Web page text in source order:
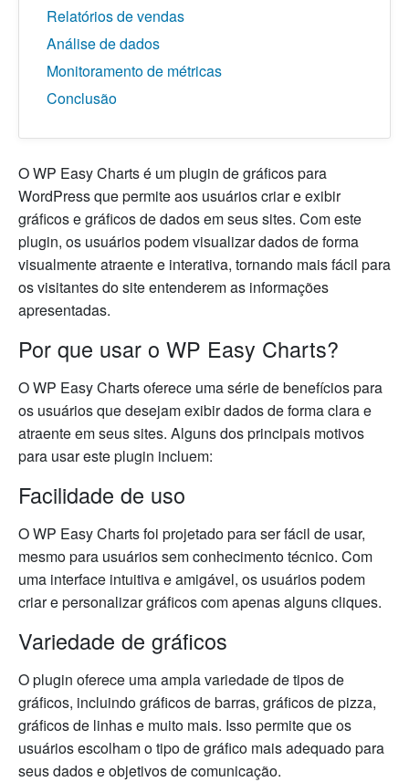
Relatórios de vendas
Análise de dados
Monitoramento de métricas
Conclusão
O WP Easy Charts é um plugin de gráficos para
WordPress que permite aos usuários criar e exibir
gráficos e gráficos de dados em seus sites. Com este
plugin, os usuários podem visualizar dados de forma
visualmente atraente e interativa, tornando mais fácil para
os visitantes do site entenderem as informações
apresentadas.
Por que usar o WP Easy Charts?
O WP Easy Charts oferece uma série de benefícios para
os usuários que desejam exibir dados de forma clara e
atraente em seus sites. Alguns dos principais motivos
para usar este plugin incluem:
Facilidade de uso
O WP Easy Charts foi projetado para ser fácil de usar,
mesmo para usuários sem conhecimento técnico. Com
uma interface intuitiva e amigável, os usuários podem
criar e personalizar gráficos com apenas alguns cliques.
Variedade de gráficos
O plugin oferece uma ampla variedade de tipos de
gráficos, incluindo gráficos de barras, gráficos de pizza,
gráficos de linhas e muito mais. Isso permite que os
usuários escolham o tipo de gráfico mais adequado para
seus dados e objetivos de comunicação.